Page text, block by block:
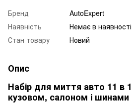
Бренд
AutoExpert
Наявність
Немає в наявності
Стан товару
Новий
Опис
Набір для миття авто 11 в
кузовом, салоном і шинами